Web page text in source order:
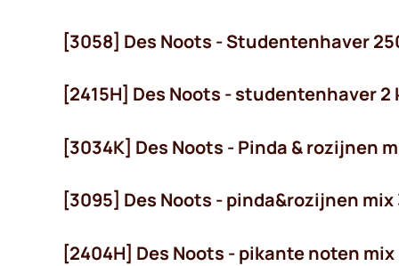
[3058] Des Noots - Studentenhaver
[2415H] Des Noots - studentenhaver 2
[3034K] Des Noots - Pinda & rozijnen
[3095] Des Noots - pinda&rozijnen mix
[2404H] Des Noots - pikante noten mix